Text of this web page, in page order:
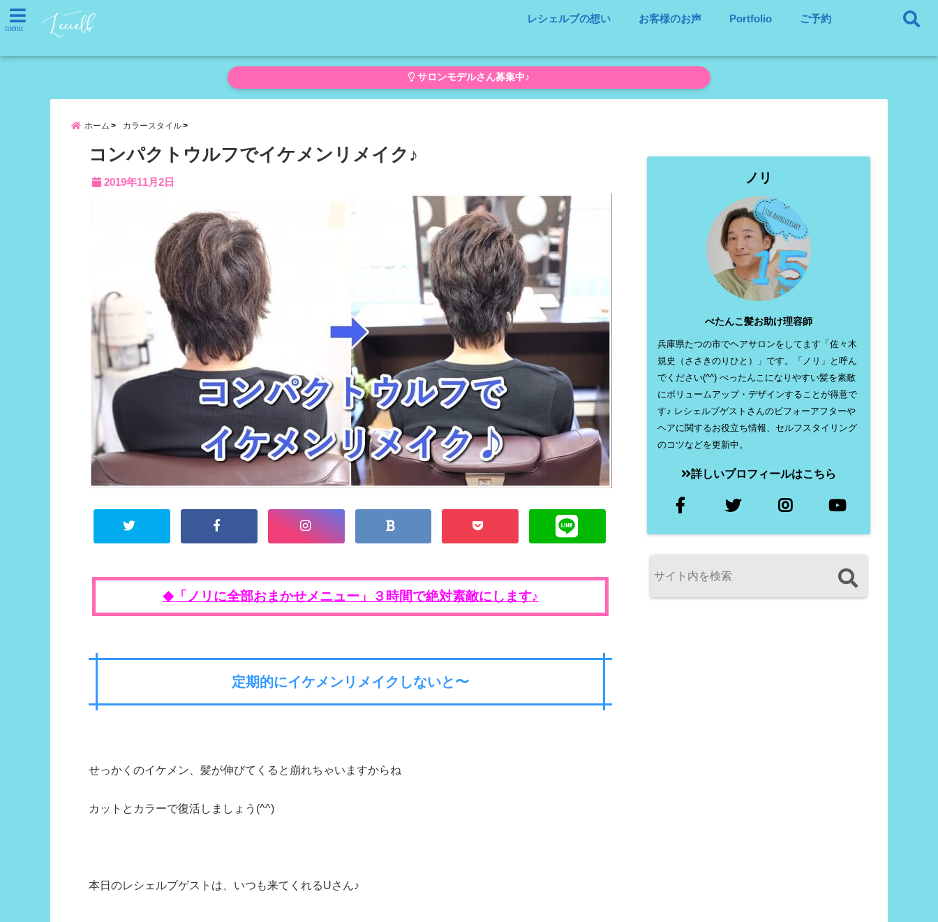
menu
レシェルブの想い お客様のお声 Portfolio ご予約
サロンモデルさん募集中♪
ホーム カラースタイル
コンパクトウルフでイケメンリメイク♪
2019年11月2日
◆「ノリに全部おまかせメニュー」３時間で絶対素敵にします♪
定期的にイケメンリメイクしないと〜
せっかくのイケメン、髪が伸びてくると崩れちゃいますからね
カットとカラーで復活しましょう(^^)
本日のレシェルブゲストは、いつも来てくれるUさん♪
ノリ
ぺたんこ髪お助け理容師
兵庫県たつの市でヘアサロンをしてます「佐々木
規史（ささきのりひと）」です。「ノリ」と呼ん
でください(^^) ぺったんこになりやすい髪を素敵
にボリュームアップ・デザインすることが得意で
す♪ レシェルブゲストさんのビフォーアフターや
ヘアに関するお役立ち情報、セルフスタイリング
のコツなどを更新中。
詳しいプロフィールはこちら